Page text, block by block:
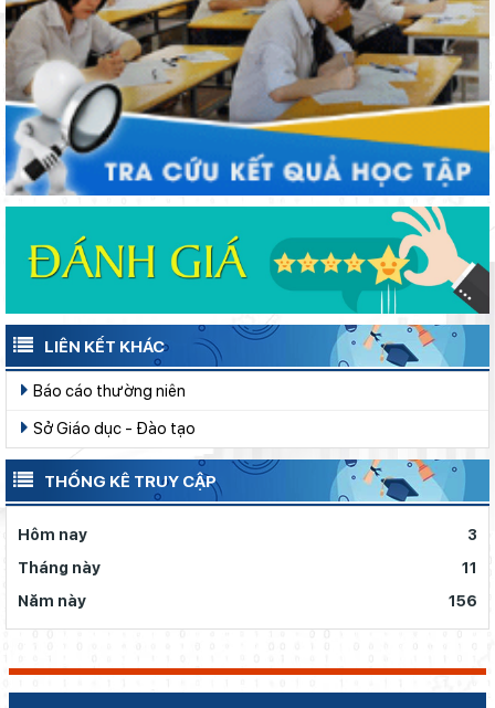
LIÊN KẾT KHÁC
Báo cáo thường niên
Sở Giáo dục - Đào tạo
THỐNG KÊ TRUY CẬP
Hôm nay
3
Tháng này
11
Năm này
156